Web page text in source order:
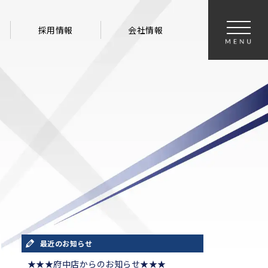
採用情報 会社情報
最近のお知らせ
★★★府中店からのお知らせ★★★